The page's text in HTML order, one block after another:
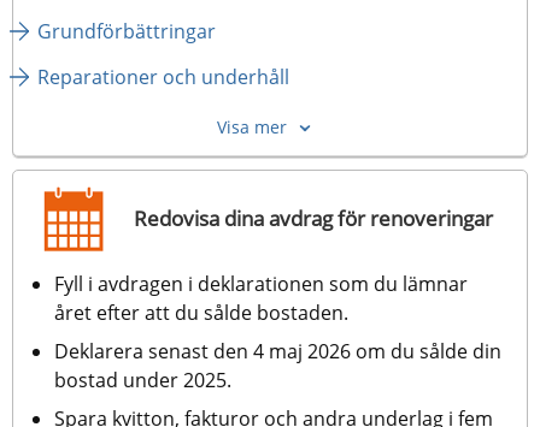
Grundförbättringar
Reparationer och underhåll
Visa mer
Redovisa dina avdrag för renoveringar
Fyll i avdragen i deklarationen som du lämnar
året efter att du sålde bostaden.
Deklarera senast den 4 maj 2026 om du sålde din
bostad under 2025.
Spara kvitton, fakturor och andra underlag i fem